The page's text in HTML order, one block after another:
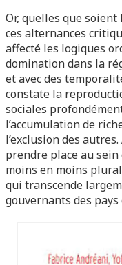
Or, quelles que soient
ces alternances
affecté les logiques
domination dans la
et avec des
constate la
sociales
l’accumulation de
l’exclusion des
prendre place au
moins en moins
qui transcende
gouvernants des pays